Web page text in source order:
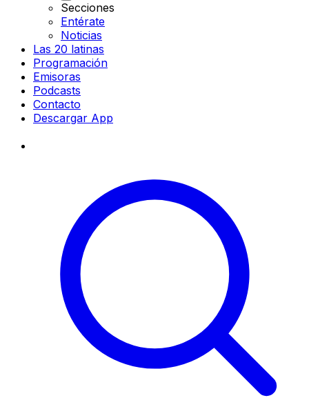
Secciones
Entérate
Noticias
Las 20 latinas
Programación
Emisoras
Podcasts
Contacto
Descargar App